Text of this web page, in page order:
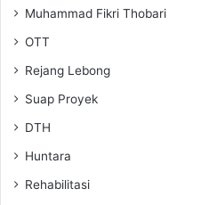
Muhammad Fikri Thobari
OTT
Rejang Lebong
Suap Proyek
DTH
Huntara
Rehabilitasi